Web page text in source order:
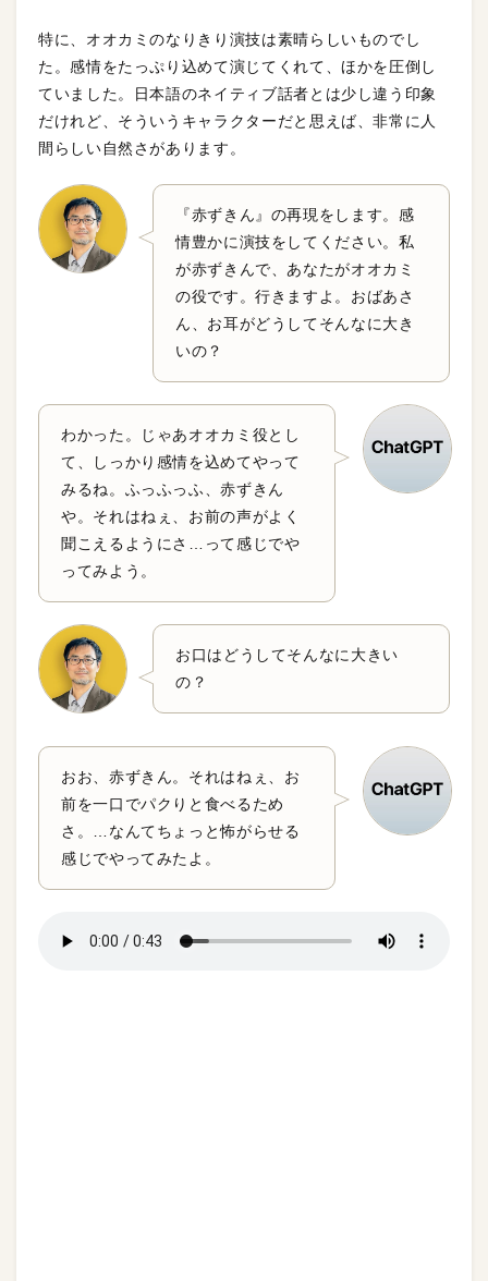
特に、オオカミのなりきり演技は素晴らしいものでし
た。感情をたっぷり込めて演じてくれて、ほかを圧倒し
ていました。日本語のネイティブ話者とは少し違う印象
だけれど、そういうキャラクターだと思えば、非常に人
間らしい自然さがあります。
『赤ずきん』の再現をします。感
情豊かに演技をしてください。私
が赤ずきんで、あなたがオオカミ
の役です。行きますよ。おばあさ
ん、お耳がどうしてそんなに大き
いの？
わかった。じゃあオオカミ役とし
て、しっかり感情を込めてやって
みるね。ふっふっふ、赤ずきん
や。それはねぇ、お前の声がよく
聞こえるようにさ…って感じでや
ってみよう。
お口はどうしてそんなに大きい
の？
おお、赤ずきん。それはねぇ、お
前を一口でパクりと食べるため
さ。…なんてちょっと怖がらせる
感じでやってみたよ。